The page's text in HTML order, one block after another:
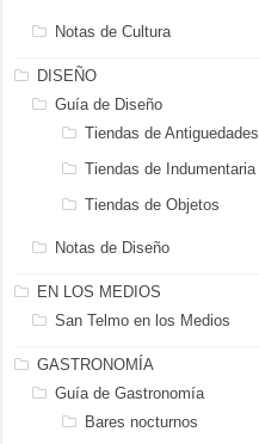
Notas de Cultura
DISEÑO
Guía de Diseño
Tiendas de Antiguedades
Tiendas de Indumentaria
Tiendas de Objetos
Notas de Diseño
EN LOS MEDIOS
San Telmo en los Medios
GASTRONOMÍA
Guía de Gastronomía
Bares nocturnos